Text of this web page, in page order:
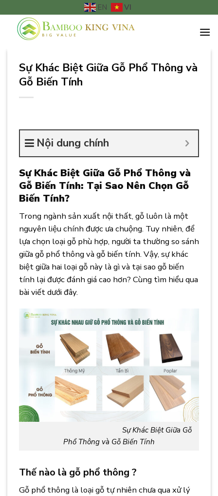
đến
EN VI
Sự Khác Biệt Giữa Gỗ Phổ Thông và
Gỗ Biến Tính
Nội dung chính
Sự Khác Biệt Giữa Gỗ Phổ Thông và
Gỗ Biến Tính: Tại Sao Nên Chọn Gỗ
Biến Tính?
Trong ngành sản xuất nội thất, gỗ luôn là một
nguyên liệu chính được ưa chuộng. Tuy nhiên, để
lựa chọn loại gỗ phù hợp, người ta thường so sánh
giữa gỗ phổ thông và gỗ biến tính. Vậy, sự khác
biệt giữa hai loại gỗ này là gì và tại sao gỗ biến
tính lại được đánh giá cao hơn? Cùng tìm hiểu qua
bài viết dưới đây.
Sự Khác Biệt Giữa Gỗ
Phổ Thông và Gỗ Biến Tính
Thế nào là gỗ phổ thông ?
Gỗ phổ thông là loại gỗ tự nhiên chưa qua xử lý